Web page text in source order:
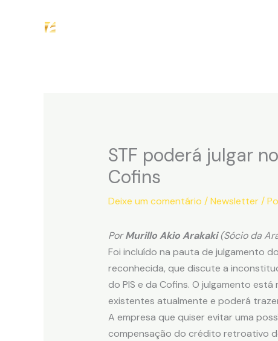
STF poderá julgar
Cofins
Deixe um comentário /Newsletter/
PorMurillo Akio Arakaki(Sócio da
Foi incluído na pauta de julgamento
reconhecida, que discute a
do PIS e da Cofins. O julgamento
existentes atualmente e poderá
A empresa que quiser evitar uma
compensação do crédito retroativo